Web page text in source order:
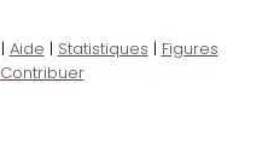
| Aide | Statistiques | Figures
Contribuer